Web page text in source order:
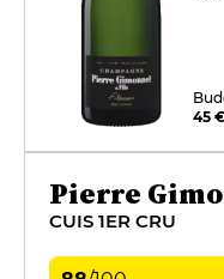
45
Pierre
CUIS 1ER CRU